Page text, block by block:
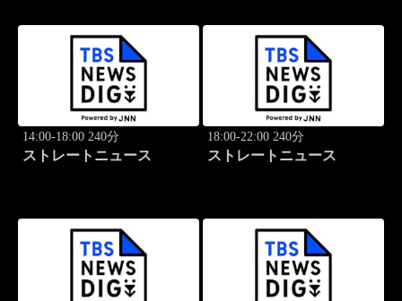
14:00-18:00 240分
ストレートニュース
18:00-22:00 240分
ストレートニュース